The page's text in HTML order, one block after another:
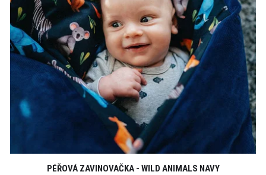
PÉŘOVÁ ZAVINOVAČKA - WILD ANIMALS NAVY